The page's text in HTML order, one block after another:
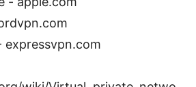
expressvpn.com